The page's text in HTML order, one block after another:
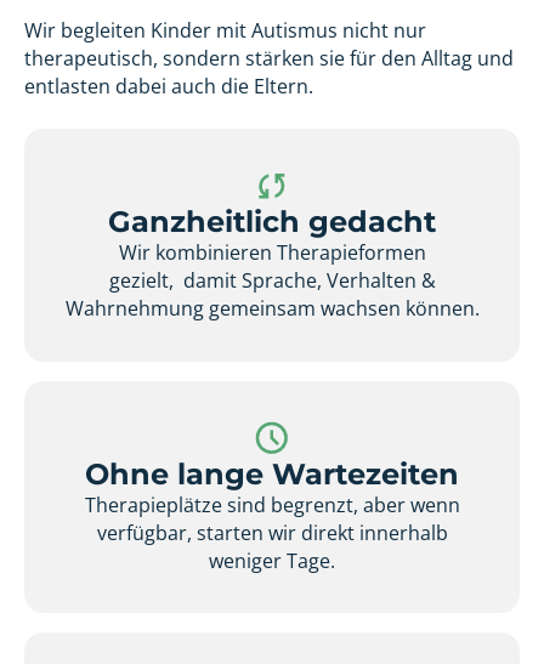
Wir begleiten Kinder mit Autismus nicht nur
therapeutisch, sondern stärken sie für den Alltag und
entlasten dabei auch die Eltern.
Ganzheitlich gedacht
Wir kombinieren Therapieformen
gezielt, damit Sprache, Verhalten &
Wahrnehmung gemeinsam wachsen können.
Ohne lange Wartezeiten
Therapieplätze sind begrenzt, aber wenn
verfügbar, starten wir direkt innerhalb
weniger Tage.